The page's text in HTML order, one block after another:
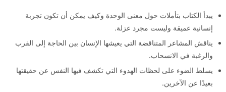
يبدأ الكتاب بتأملات حول معنى الوحدة وكيف يمكن أن تكون تجربة
إنسانية عميقة وليست مجرد عزلة.
يناقش المشاعر المتناقضة التي يعيشها الإنسان بين الحاجة إلى القرب
والرغبة في الانسحاب.
يسلط الضوء على لحظات الهدوء التي تكشف فيها النفس عن حقيقتها
بعيدًا عن الآخرين.